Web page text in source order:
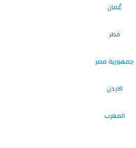
عُمان
قطر
جمهورية مصر
الاردن
المغرب